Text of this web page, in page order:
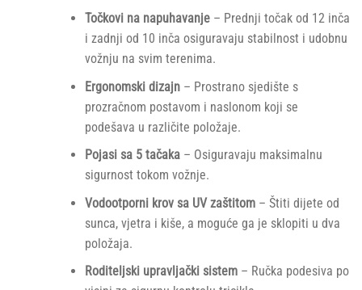
Točkovi na napuhavanje– Prednji točak od 12 inča
i zadnji od 10 inča osiguravaju stabilnost i udobnu
vožnju na svim terenima.
Ergonomski dizajn– Prostrano sjedište s
prozračnom postavom i naslonom koji se
podešava u različite položaje.
Pojasi sa 5 tačaka– Osiguravaju maksimalnu
sigurnost tokom vožnje.
Vodootporni krov sa UV zaštitom– Štiti dijete od
sunca, vjetra i kiše, a moguće ga je sklopiti u dva
položaja.
Roditeljski upravljački sistem– Ručka podesiva po